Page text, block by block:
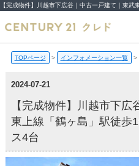
TOPページ > インフォメーション一覧 >
2024-07-21
【完成物件】川越市下
東上線「鶴ヶ島」駅徒歩
ス4台